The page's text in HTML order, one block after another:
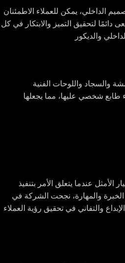
الداخلي، يمكن للعملاء الاطمئنان
دائمًا لتحقيق التميز والابتكار في كل
والديكور
والسجاد واللوحات الفنية
طابع شخصي عليها، مما يجعلها
عندما يتعلق الأمر بتنفيذ
والمهارة، نجحت الشركة في
والتفاني في تحقيق رؤية العملاء